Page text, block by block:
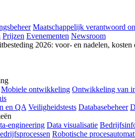
Maatschappelijk verantwoord
Prijzen Evenementen Newsroom
2026: voor- en nadelen, kosten
Mobiele ontwikkeling Ontwikkeling van
en QA Veiligheidstests Databasebeheer
engineering Data visualisatie
Robotische